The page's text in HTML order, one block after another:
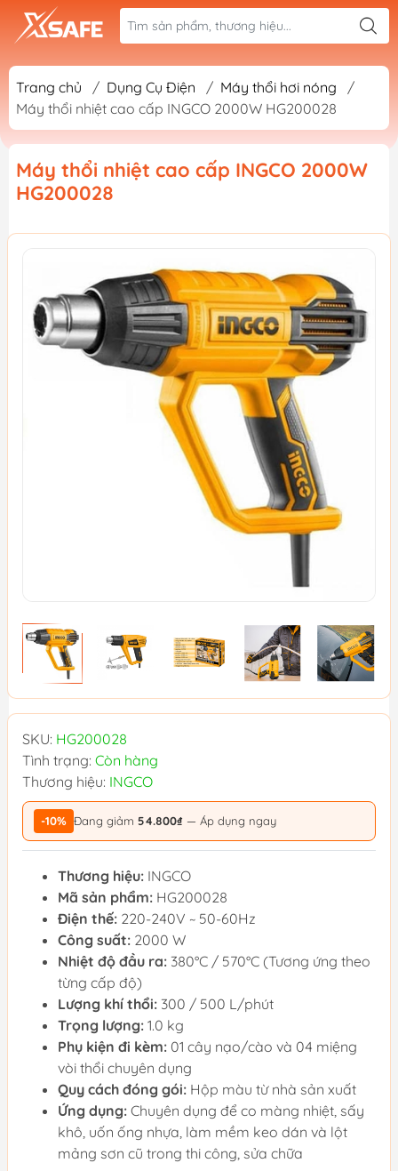
Trang chủ / Dụng Cụ Điện / Máy thổi hơi nóng
/
Máy thổi nhiệt cao cấp INGCO 2000W HG200028
Máy thổi nhiệt cao cấp INGCO 2000W
HG200028
SKU: HG200028
Tình trạng: Còn hàng
Thương hiệu: INGCO
-10% Đang giảm 54.800₫ — Áp dụng ngay
Thương hiệu: INGCO
Mã sản phẩm: HG200028
Điện thế: 220-240V ~ 50-60Hz
Công suất: 2000 W
Nhiệt độ đầu ra: 380°C / 570°C (Tương ứng theo
từng cấp độ)
Lượng khí thổi: 300 / 500 L/phút
Trọng lượng: 1.0 kg
Phụ kiện đi kèm: 01 cây nạo/cào và 04 miệng
vòi thổi chuyên dụng
Quy cách đóng gói: Hộp màu từ nhà sản xuất
Ứng dụng: Chuyên dụng để co màng nhiệt, sấy
khô, uốn ống nhựa, làm mềm keo dán và lột
mảng sơn cũ trong thi công, sửa chữa